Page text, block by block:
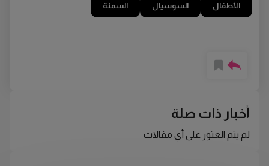
الأطفال السوسيال السمنة
أخبار ذات صلة
لم يتم العثور على أي مقالات